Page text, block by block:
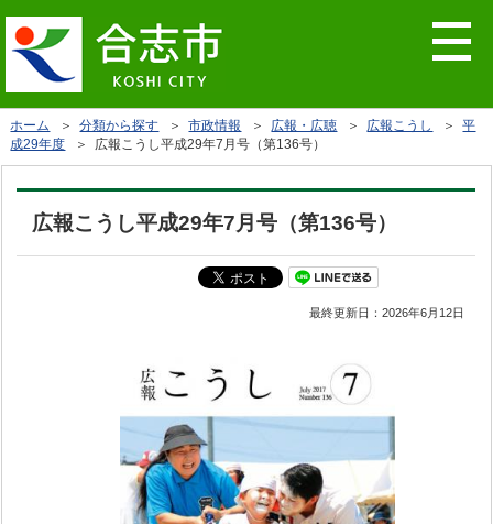
ホーム ＞分類から探す ＞市政情報 ＞ 広報・広聴 ＞ 広報こうし ＞平
成29年度 ＞ 広報こうし平成29年7月号（第136号）
広報こうし平成29年7月号（第136号）
最終更新日：2026年6月12日